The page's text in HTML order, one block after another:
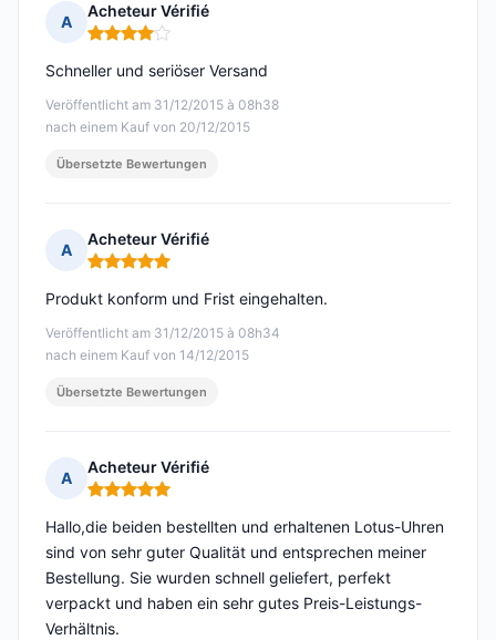
A
Acheteur Vérifié
Hinweis: 4 von 5
Veröffentlicht am 31/12/2015 à 08h38
nach einem Kauf von 20/12/2015
Schneller und seriöser Versand
Übersetzte Bewertungen
A
Acheteur Vérifié
Hinweis: 5 von 5
Veröffentlicht am 31/12/2015 à 08h34
nach einem Kauf von 14/12/2015
Produkt konform und Frist eingehalten.
Übersetzte Bewertungen
A
Acheteur Vérifié
Hinweis: 5 von 5
Hallo,die beiden bestellten und erhaltenen Lotus-Uhren
sind von sehr guter Qualität und entsprechen meiner
Bestellung. Sie wurden schnell geliefert, perfekt
verpackt und haben ein sehr gutes Preis-Leistungs-
Verhältnis.